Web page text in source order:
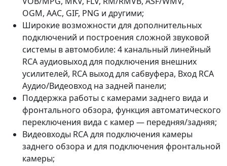
OGM, AAC, GIF, PNG и другими;
Широкие возможности для дополнительных
подключений и построения сложной звуковой
системы в автомобиле: 4 канальный линейный
RCA аудиовыход для подключения внешних
усилителей, RCA выход для сабвуфера, Вход RCA
Аудио/Видеовход на задней панели;
Поддержка работы с камерами заднего вида и
фронтального обзора, функция автоматического
переключения вида с камер — передняя/задняя;
Видеовходы RCA для подключения камеры
заднего обзора и для подключения фронтальной
камеры;